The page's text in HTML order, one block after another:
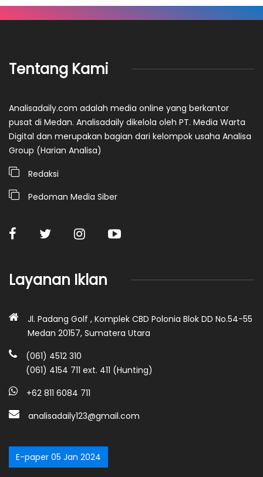
Tentang Kami
Analisadaily.com adalah media online yang berkantor
pusat di Medan. Analisadaily dikelola oleh PT. Media Warta
Digital dan merupakan bagian dari kelompok usaha Analisa
Group (Harian Analisa)
Redaksi
Pedoman Media Siber
Layanan Iklan
Jl. Padang Golf , Komplek CBD Polonia Blok DD No.54-55
Medan 20157, Sumatera Utara
(061) 4512 310
(061) 4154 711 ext. 411 (Hunting)
+62 811 6084 711
analisadaily123@gmail.com
E-paper 05 Jan 2024